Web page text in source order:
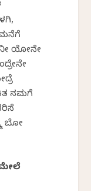
ಮನೆಗೆ
ನೀ ಯೋನೇ
ನಮಗೆ
ಬೋ